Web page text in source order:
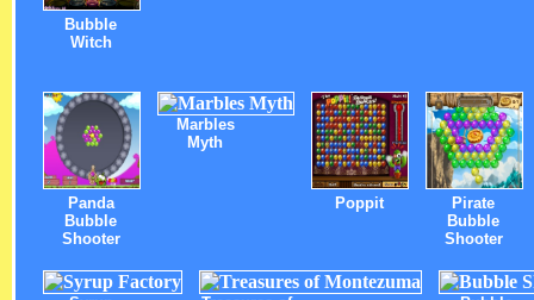
Bubble
Witch
Panda
Bubble
Shooter
Marbles
Myth
Poppit
Pirate
Bubble
Shooter